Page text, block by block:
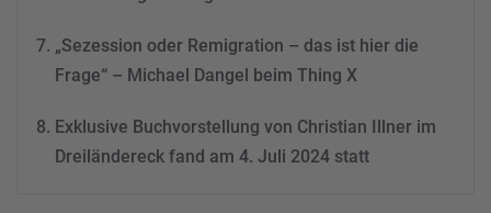
„Sezession oder Remigration – das ist hier die
Frage“ – Michael Dangel beim Thing X
Exklusive Buchvorstellung von Christian Illner im
Dreiländereck fand am 4. Juli 2024 statt